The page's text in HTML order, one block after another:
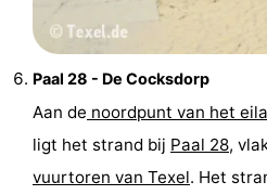
Egmond
aan
Zee
Noordhollands
duinreservaat
-
Wijk
aan
Natuur
Paal 28 - De Cocksdorp
Aan de noordpunt van het
ligt het strand bij Paal 28,
vuurtoren van Texel. Het